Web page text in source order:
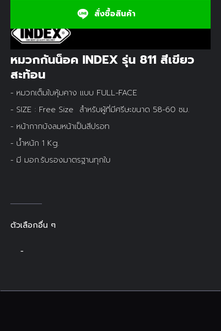
สั่งซื้อสินค้า
หมวกกันน็อค INDEX รุ่น 811 สีเขียว
สะท้อน
- หมวกเต็มใบหุ้มคาง แบบ FULL-FACE
- SIZE : Free Size สำหรับผู้ที่มีศรีษะขนาด 58-60 ซม.
- หน้ากากบังลมหน้าเป็นสีปรอท
- น้ำหนัก 1 Kg.
- มี มอก.รับรองมาตรฐานทุกใบ
ตัวเลือกอื่น ๆ
-